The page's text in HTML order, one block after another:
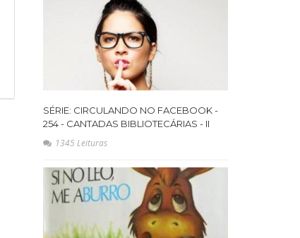
SÉRIE: CIRCULANDO NO FACEBOOK -
254 - CANTADAS BIBLIOTECÁRIAS - II
1345 Leituras